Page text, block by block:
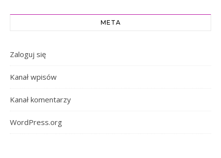
META
Zaloguj się
Kanał wpisów
Kanał komentarzy
WordPress.org